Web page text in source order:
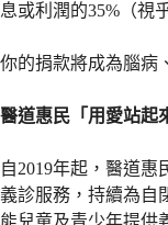
息或利潤的35%（視
你的捐款將成為腦病
醫道惠民「用愛站起
自2019年起，醫道
義診服務，持續為自
能兒童及青少年提供